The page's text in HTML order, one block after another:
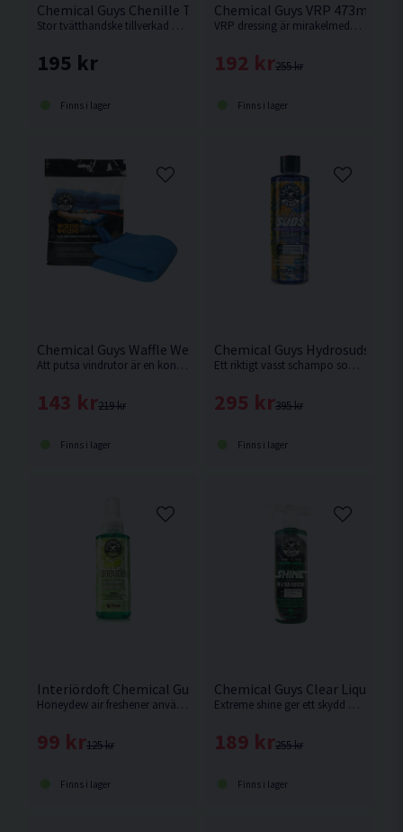
Chemical Guys Chenille Tvätthandske
Stor tvätthandske tillverkad av mikrofiber från Amerikanska Chemical Guys
195 kr
Finns i lager
Chemical Guys VRP 473ml
VRP dressing är mirakelmedel mot matta och missfärgade ytor av plast, vinyl eller gummi.
255 kr
192 kr
Finns i lager
Chemical Guys Waffle Weave Glasputsduk Mikrofiber
Att putsa vindrutor är en konst. Denna kvalitetsduk har egenskaper som hjälper dig att lyckas.
219 kr
143 kr
Finns i lager
Chemical Guys Hydrosuds
Ett riktigt vasst schampo som begåvats med Sio2 keramiska egenskaper som lämnar ett skydd på din lack efter tvätt.
395 kr
295 kr
Finns i lager
Interiördoft Chemical Guys Honeydew 118ml
Honeydew air freshener använder sig av samma härliga essens som honeydew snow foam schampo.
125 kr
99 kr
Finns i lager
Chemical Guys Clear Liquid
Extreme shine ger ett skydd mot skadliga UV-strålar som ger upphov till att plastdetaljer och gummi bleknar och ser solkiga ut.
255 kr
189 kr
Finns i lager